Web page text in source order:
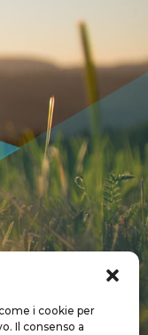
i cookie per
Il consenso a